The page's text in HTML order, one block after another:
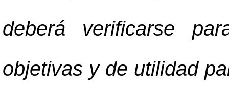
deberá verificarse
objetivas y de utilidad